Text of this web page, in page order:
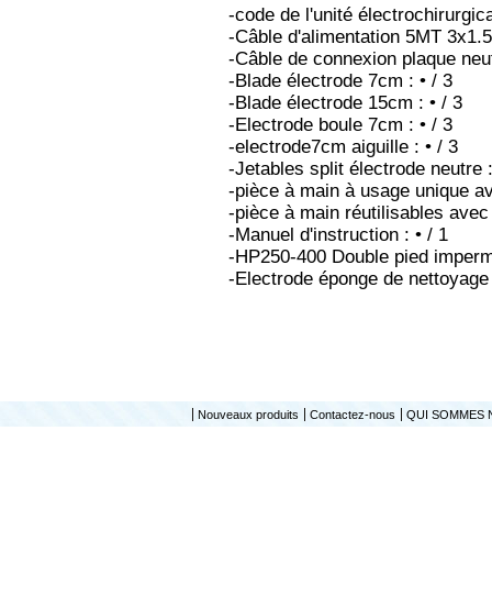
-code de l'unité
-Câble d'alimentation 5MT
-Câble de connexion plaque
-Blade électrode 7cm : • / 3
-Blade électrode 15cm : • / 3
-Electrode boule 7cm : • / 3
-electrode7cm aiguille : • / 3
-Jetables split électrode neutre
-pièce à main à usage unique
-pièce à main réutilisables
-Manuel d'instruction : • / 1
-HP250-400 Double pied
-Electrode éponge de
Nouveaux produits Contactez-nous QUI SOMMES